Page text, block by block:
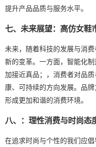
提升产品品质与服务水平。
七、未来展望：高仿女鞋
未来，随着科技的发展与消
新的变革。一方面，智能化
加接近真品；，消费者对品
康、可持续的方向发展。品
形成更加和谐的消费环境。
八、：理性消费与时尚态
在追求时尚与个性的我们应